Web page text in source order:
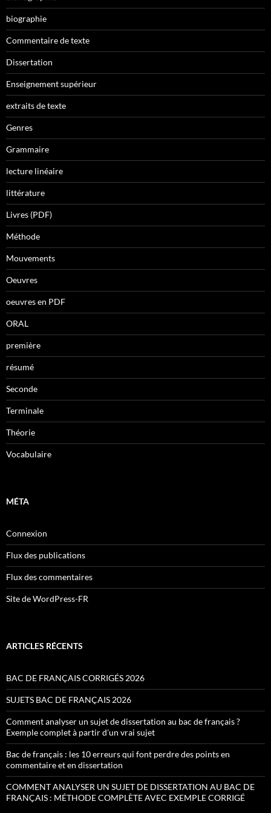
biographie
Commentaire de texte
Dissertation
Enseignement supérieur
extraits de texte
Genres
Grammaire
lecture linéaire
littérature
Livres (PDF)
Méthode
Mouvements
Oeuvres
oeuvres en PDF
ORAL
première
résumé
Seconde
Terminale
Théorie
Vocabulaire
MÉTA
Connexion
Flux des publications
Flux des commentaires
Site de WordPress-FR
ARTICLES RÉCENTS
BAC DE FRANÇAIS CORRIGÉS 2026
SUJETS BAC DE FRANÇAIS 2026
Comment analyser un sujet de dissertation au bac de français ?
Exemple complet à partir d’un vrai sujet
Bac de français : les 10 erreurs qui font perdre des points en
commentaire et en dissertation
COMMENT ANALYSER UN SUJET DE DISSERTATION AU BAC DE
FRANÇAIS : MÉTHODE COMPLÈTE AVEC EXEMPLE CORRIGÉ